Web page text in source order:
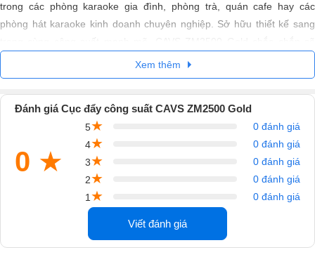
trong các phòng karaoke gia đình, phòng trà, quán cafe hay các
phòng hát karaoke kinh doanh chuyên nghiệp. Sở hữu thiết kế sang
trọng cùng công suất mạnh mẽ, CAVS ZM2500 Gold chắc chắn sẽ
mang đến những trải nghiệm âm thanh tuyệt vời cho mọi không gian.
Xem thêm
Đánh giá Cục đẩy công suất CAVS ZM2500 Gold
0 ★
5★
0 đánh giá
4★
0 đánh giá
3★
0 đánh giá
2★
0 đánh giá
1★ 0 đánh giá
Viết đánh giá